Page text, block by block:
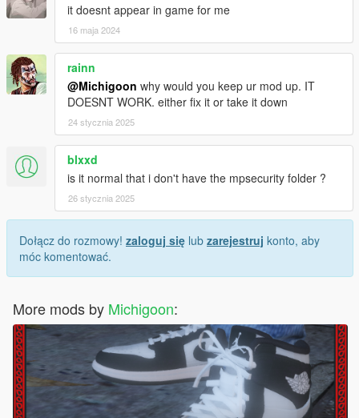
it doesnt appear in game for me
16 maja 2024
rainn
@Michigoon why would you keep ur mod up. IT
DOESNT WORK. either fix it or take it down
24 stycznia 2025
blxxd
is it normal that i don't have the mpsecurity folder ?
26 stycznia 2025
Dołącz do rozmowy! zaloguj się lub zarejestruj konto, aby
móc komentować.
More mods by Michigoon: